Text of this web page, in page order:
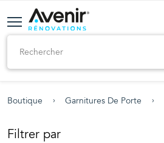
Boutique Garnitures De Porte
Filtrer par